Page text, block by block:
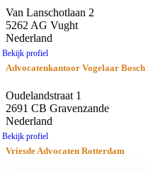
Van Lanschotlaan 2
5262 AG Vught
Nederland
Bekijk profiel
Advocatenkantoor Vogelaar
Oudelandstraat 1
2691 CB Gravenzande
Nederland
Bekijk profiel
Vriesde Advocaten Rotterdam